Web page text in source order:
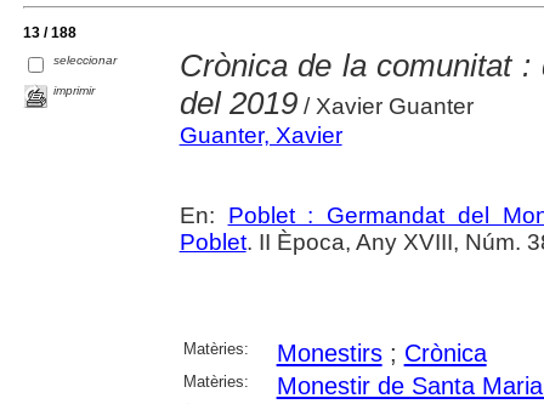
13 / 188
seleccionar
imprimir
Crònica de la comunitat
del 2019/ Xavier Guanter
Guanter, Xavier
En: Poblet : Germandat del
Poblet. II Època, Any XVIII, Núm.
Matèries: Monestirs; Crònica
Matèries: Monestir de Santa